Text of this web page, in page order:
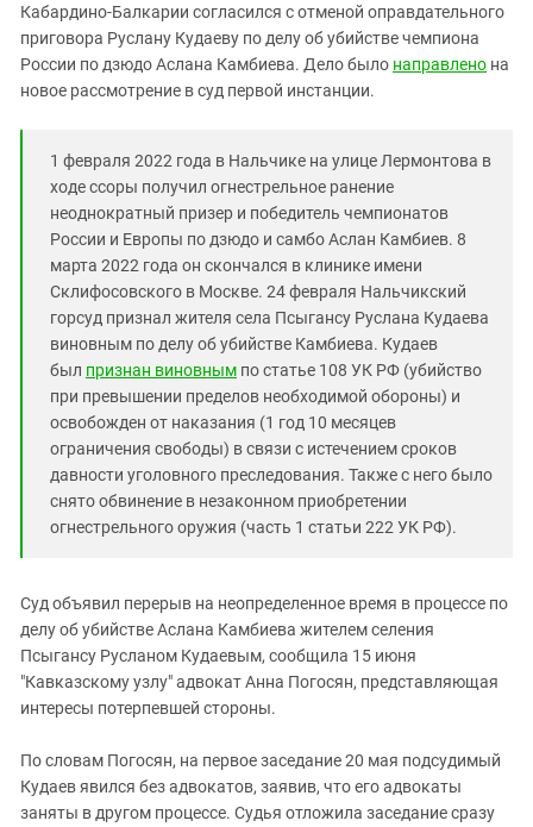
Южная Осетия
Южный Кавказ
ЮФО
Кабардино-Балкарии согласился с отменой оправдательного
приговора Руслану Кудаеву по делу об убийстве чемпиона
России по дзюдо Аслана Камбиева. Дело было направлено на
новое рассмотрение в суд первой инстанции.
1 февраля 2022 года в Нальчике на улице Лермонтова в
ходе ссоры получил огнестрельное ранение
неоднократный призер и победитель чемпионатов
России и Европы по дзюдо и самбо Аслан Камбиев. 8
марта 2022 года он скончался в клинике имени
Склифосовского в Москве. 24 февраля Нальчикский
горсуд признал жителя села Псыгансу Руслана Кудаева
виновным по делу об убийстве Камбиева. Кудаев
был признан виновным по статье 108 УК РФ (убийство
при превышении пределов необходимой обороны) и
освобожден от наказания (1 год 10 месяцев
ограничения свободы) в связи с истечением сроков
давности уголовного преследования. Также с него было
снято обвинение в незаконном приобретении
огнестрельного оружия (часть 1 статьи 222 УК РФ).
Суд объявил перерыв на неопределенное время в процессе по
делу об убийстве Аслана Камбиева жителем селения
Псыгансу Русланом Кудаевым, сообщила 15 июня
"Кавказскому узлу" адвокат Анна Погосян, представляющая
интересы потерпевшей стороны.
По словам Погосян, на первое заседание 20 мая подсудимый
Кудаев явился без адвокатов, заявив, что его адвокаты
заняты в другом процессе. Судья отложила заседание сразу